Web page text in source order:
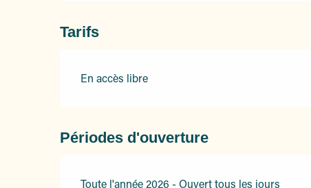
Tarifs
En accès libre
Périodes d'ouverture
Toute l'année 2026 - Ouvert tous les jours